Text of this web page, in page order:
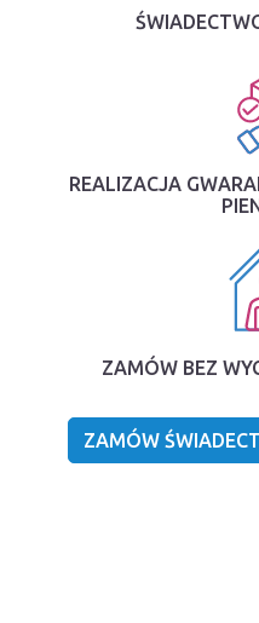
REALIZACJA
ZAMÓW BEZ
ZAMÓW